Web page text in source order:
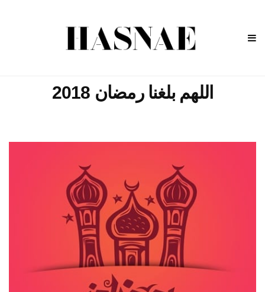
اللهم بلغنا رمضان 2018